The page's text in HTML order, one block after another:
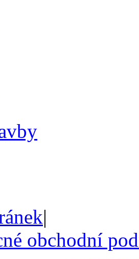
|
obchodní